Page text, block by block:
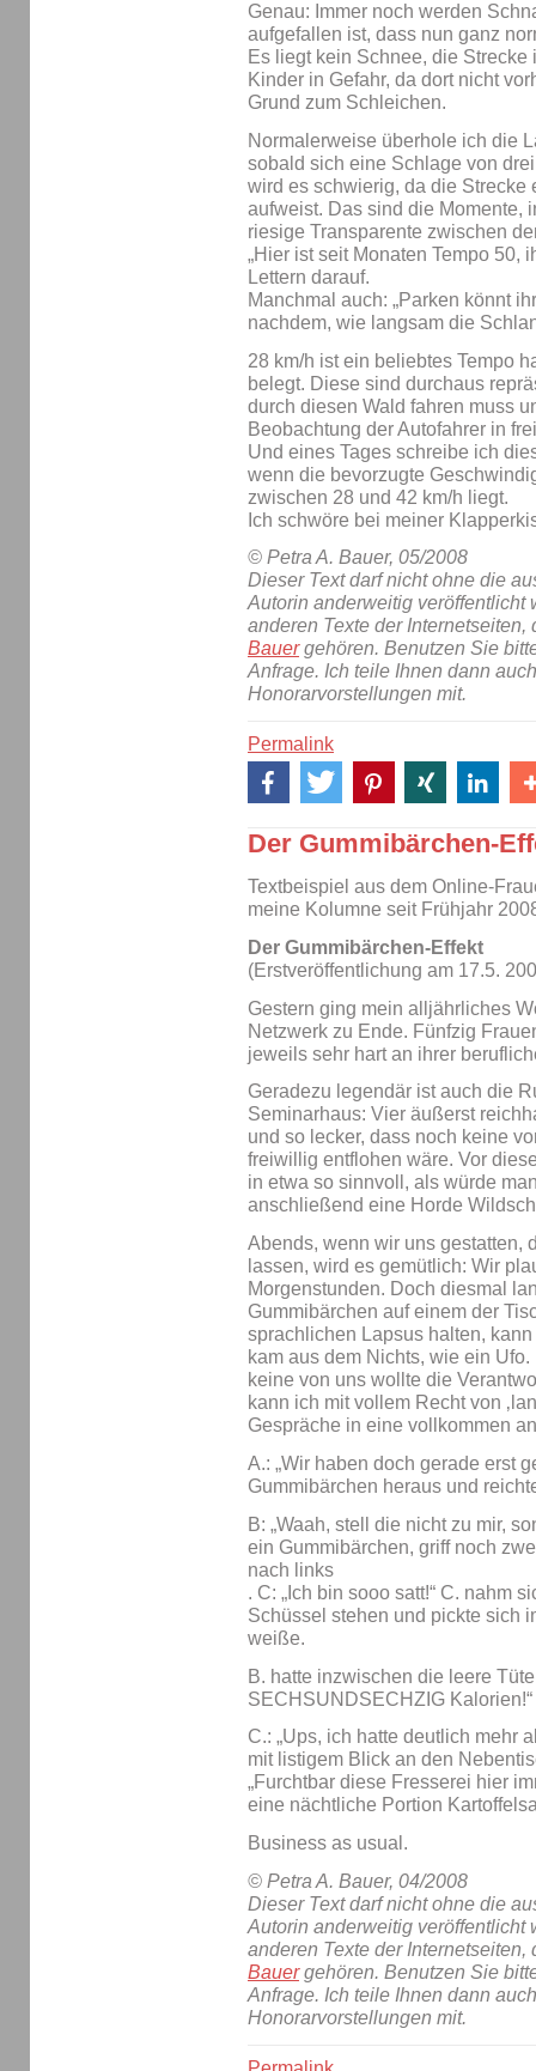
Genau: Immer noch werden
aufgefallen ist, dass nun ganz
Es liegt kein Schnee, die
Kinder in Gefahr, da dort nicht
Grund zum Schleichen.
Normalerweise überhole ich die
sobald sich eine Schlage von
wird es schwierig, da die
aufweist. Das sind die Momente,
riesige Transparente zwischen
„Hier ist seit Monaten Tempo 50,
Lettern darauf.
Manchmal auch: „Parken könnt
nachdem, wie langsam die
28 km/h ist ein beliebtes Tempo
belegt. Diese sind durchaus
durch diesen Wald fahren muss
Beobachtung der Autofahrer in
Und eines Tages schreibe ich
wenn die bevorzugte
zwischen 28 und 42 km/h liegt.
Ich schwöre bei meiner
© Petra A. Bauer, 05/2008
Dieser Text darf nicht ohne die
Autorin anderweitig veröffentlicht
anderen Texte der Internetseiten,
Bauergehören. Benutzen Sie
Anfrage. Ich teile Ihnen dann
Honorarvorstellungen mit.
Permalink
Der Gummibärchen-
Textbeispiel aus dem Online-
meine Kolumne seit Frühjahr
Der Gummibärchen-Effekt
(Erstveröffentlichung am 17.5.
Gestern ging mein alljährliches
Netzwerk zu Ende. Fünfzig
jeweils sehr hart an ihrer
Geradezu legendär ist auch die
Seminarhaus: Vier äußerst
und so lecker, dass noch keine
freiwillig entflohen wäre. Vor
in etwa so sinnvoll, als würde
anschließend eine Horde
Abends, wenn wir uns gestatten,
lassen, wird es gemütlich: Wir
Morgenstunden. Doch diesmal
Gummibärchen auf einem der
sprachlichen Lapsus halten,
kam aus dem Nichts, wie ein
keine von uns wollte die
kann ich mit vollem Recht von
Gespräche in eine vollkommen
A.: „Wir haben doch gerade erst
Gummibärchen heraus und
B: „Waah, stell die nicht zu mir,
ein Gummibärchen, griff noch
nach links
. C: „Ich bin sooo satt!“ C. nahm
Schüssel stehen und pickte sich
weiße.
B. hatte inzwischen die leere
SECHSUNDSECHZIG Kalorien!“
C.: „Ups, ich hatte deutlich mehr
mit listigem Blick an den
„Furchtbar diese Fresserei hier
eine nächtliche Portion
Business as usual.
© Petra A. Bauer, 04/2008
Dieser Text darf nicht ohne die
Autorin anderweitig veröffentlicht
anderen Texte der Internetseiten,
Bauergehören. Benutzen Sie
Anfrage. Ich teile Ihnen dann
Honorarvorstellungen mit.